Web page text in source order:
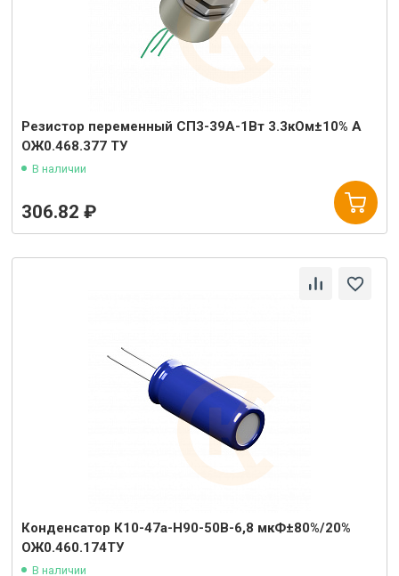
Резистор переменный СП3-39А-1Вт 3.3кОм±10% А
ОЖ0.468.377 ТУ
В наличии
306.82 ₽
Конденсатор К10-47а-Н90-50В-6,8 мкФ±80%/20%
ОЖ0.460.174ТУ
В наличии